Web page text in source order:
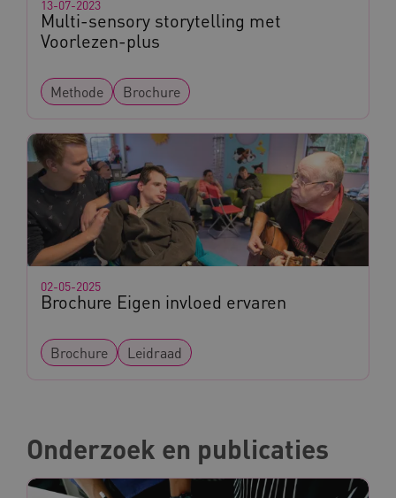
Multi-sensory storytelling met
Voorlezen-plus
13-07-2023
Methode Brochure
Brochure Eigen invloed ervaren
02-05-2025
Brochure Leidraad
Onderzoek en publicaties
CookieScriptConsent
AWSALBCORS
Amazon.com Inc.
vilans.blueconic.net
UMB_SESSION www.kennispleingehandicaptensector.nl